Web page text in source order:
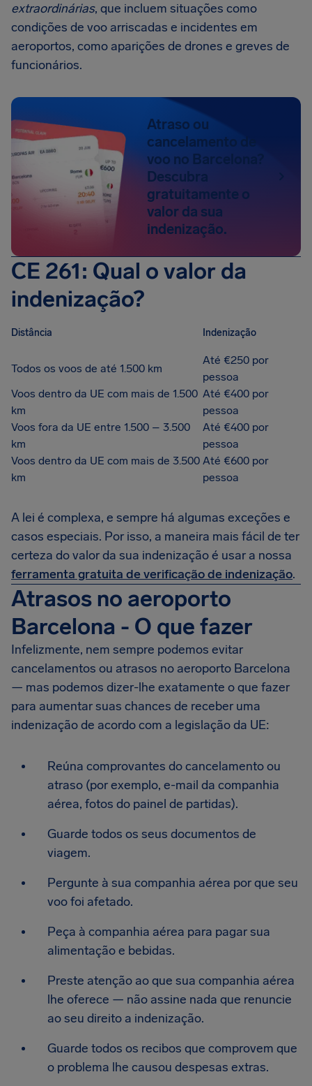
extraordinárias, que incluem situações como
condições de voo arriscadas e incidentes em
aeroportos, como aparições de drones e greves de
funcionários.
Atraso ou
cancelamento de
voo no Barcelona?
Descubra
gratuitamente o
valor da sua
indenização.
CE 261: Qual o valor da
indenização?
Distância Indenização
Todos os voos de até 1.500 km
Até €250 por
pessoa
Voos dentro da UE com mais de 1.500
km
Até €400 por
pessoa
Voos fora da UE entre 1.500 – 3.500
km
Até €400 por
pessoa
Voos dentro da UE com mais de 3.500
km
Até €600 por
pessoa
A lei é complexa, e sempre há algumas exceções e
casos especiais. Por isso, a maneira mais fácil de ter
certeza do valor da sua indenização é usar a nossa
ferramenta gratuita de verificação de indenização.
Atrasos no aeroporto
Barcelona - O que fazer
Infelizmente, nem sempre podemos evitar
cancelamentos ou atrasos no aeroporto Barcelona
— mas podemos dizer-lhe exatamente o que fazer
para aumentar suas chances de receber uma
indenização de acordo com a legislação da UE:
Reúna comprovantes do cancelamento ou
atraso (por exemplo, e-mail da companhia
aérea, fotos do painel de partidas).
Guarde todos os seus documentos de
viagem.
Pergunte à sua companhia aérea por que seu
voo foi afetado.
Peça à companhia aérea para pagar sua
alimentação e bebidas.
Preste atenção ao que sua companhia aérea
lhe oferece — não assine nada que renuncie
ao seu direito a indenização.
Guarde todos os recibos que comprovem que
o problema lhe causou despesas extras.